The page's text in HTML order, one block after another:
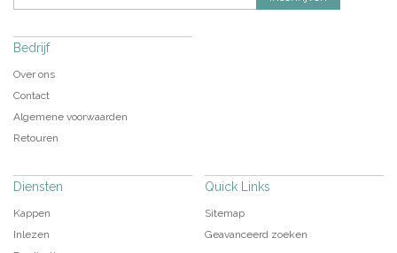
Bedrijf
Over ons
Contact
Algemene voorwaarden
Retouren
Diensten
Kappen
Inlezen
Quick Links
Sitemap
Geavanceerd zoeken